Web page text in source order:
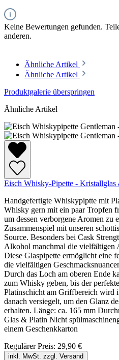
Keine Bewertungen gefunden.
anderen.
Ähnliche Artikel
Ähnliche Artikel
Produktgalerie überspringen
Ähnliche Artikel
Eisch Whisky-Pipette -
Handgefertigte Whiskypiptte mit
Whisky gern mit ein paar Tropfen
um dessen verborgene Aromen zu
Zusammenspiel mit unseren
Source. Besonders bei Cask
Alkohol manchmal die vielfältigen
Diese Glaspipette ermöglicht eine
die vielfältigen
Durch das Loch am oberen Ende
zum Whisky geben, bis der
Platinschicht am Griffbereich wird
danach versiegelt, um den Glanz
erhalten. Länge: ca. 165 mm
Glas & Platin Nicht
einem Geschenkkarton
Regulärer Preis: 29,90 €
inkl. MwSt. zzgl. Versand